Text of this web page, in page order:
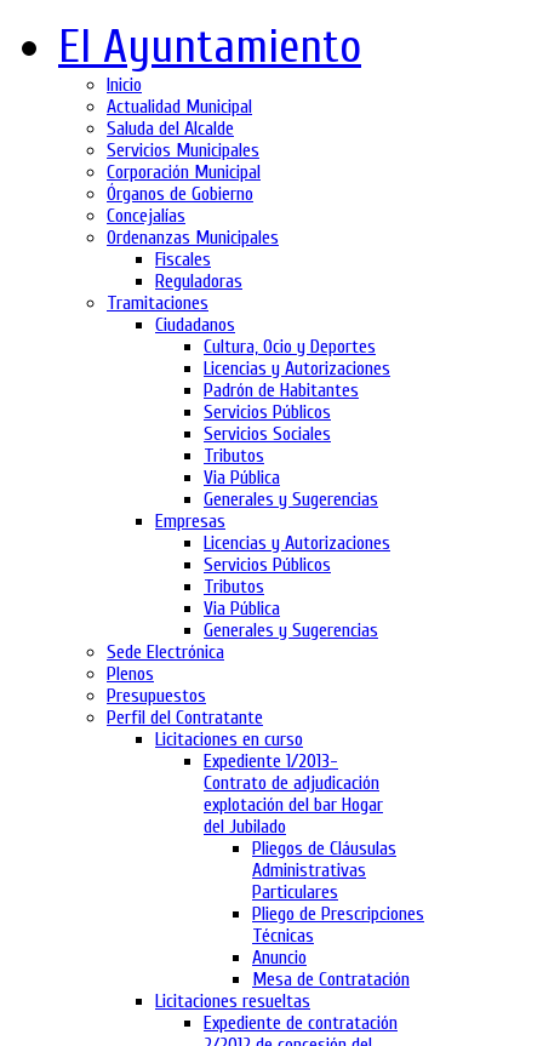
El Ayuntamiento
Inicio
Actualidad Municipal
Saluda del Alcalde
Servicios Municipales
Corporación Municipal
Órganos de Gobierno
Concejalías
Ordenanzas Municipales
Fiscales
Reguladoras
Tramitaciones
Ciudadanos
Cultura, Ocio y Deportes
Licencias y Autorizaciones
Padrón de Habitantes
Servicios Públicos
Servicios Sociales
Tributos
Via Pública
Generales y Sugerencias
Empresas
Licencias y Autorizaciones
Servicios Públicos
Tributos
Via Pública
Generales y Sugerencias
Sede Electrónica
Plenos
Presupuestos
Perfil del Contratante
Licitaciones en curso
Expediente 1/2013-
Contrato de adjudicación
explotación del bar Hogar
del Jubilado
Pliegos de Cláusulas
Administrativas
Particulares
Pliego de Prescripciones
Técnicas
Anuncio
Mesa de Contratación
Licitaciones resueltas
Expediente de contratación